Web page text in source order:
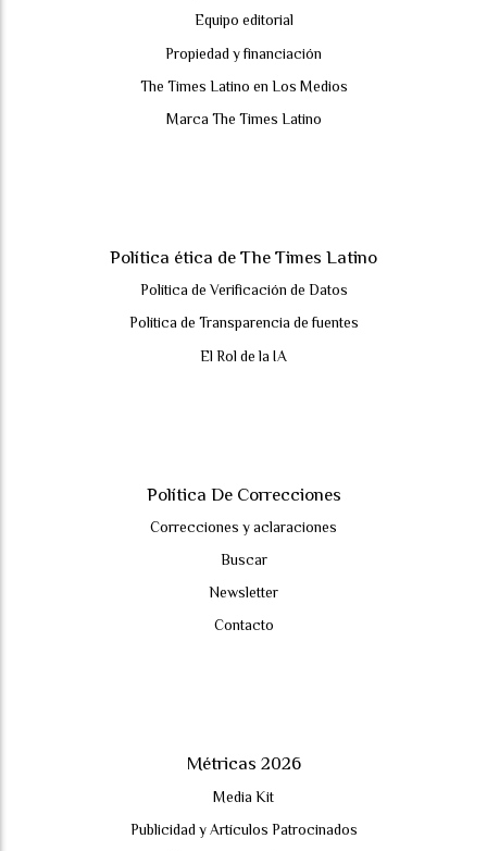
Equipo editorial
Propiedad y financiación
The Times Latino en Los Medios
Marca The Times Latino
Política ética de The Times Latino
Política de Verificación de Datos
Política de Transparencia de fuentes
El Rol de la IA
Política De Correcciones
Correcciones y aclaraciones
Buscar
Newsletter
Contacto
Métricas 2026
Media Kit
Publicidad y Artículos Patrocinados